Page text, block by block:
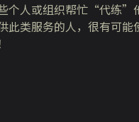
个人或组织帮忙“代练”
此类服务的人，很有可能